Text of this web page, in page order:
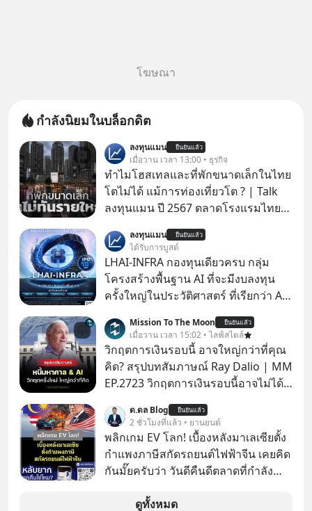
โฆษณา
กำลังนิยมในบล็อกดิต
ลงทุนแมน ยืนยันแล้ว
เมื่อวาน เวลา 13:00 • ธุรกิจ
ทำไมโฮสเทลและที่พักขนาดเล็กในไทย
โตไม่ได้ แม้การท่องเที่ยวโต ? | Talk
ลงทุนแมน ปี 2567 ตลาดโรงแรมไทย
หรือไม่ว่า รายได้กว่า 85% กระจุกอยู่กับ
ผู้ประกอบการรายใหญ่ และมีอัตราการ
เติบโตได้ถึง 16% ขณะที่ผู้ประกอบการ
โฮสเทลและที่พักขนาดเล็ก ซึ่งมีสัดส่วน
เพียง 1.3% เท่านั้น เกิดอะไรขึ้นกับที่พัก
รายเล็ก ? อะไรคือข้อจำกัดที่ทำให้โต
ไม่สุด และต้องปลดล็อกกฎเกณฑ์ไหน
เพื่อให้รายเล็กเติบโตได้มากกว่าที่เป็น
อยู่ ? Talk ลงทุนแมนชวนมาวิเคราะห์
เรื่องนี้ กับคุณนรี สุเนต์ตา นายกสมาคม
โฮสเทลและที่พักขนาดเล็ก
(ประเทศไทย)
ลงทุนแมน ยืนยันแล้ว
ได้รับการบูสต์
LHAI-INFRA กองทุนเดียวครบ กลุ่ม
โครงสร้างพื้นฐาน AI ที่จะมีงบลงทุน
ครั้งใหญ่ในประวัติศาสตร์ ที่เรียกว่า AI
1 เดือนที่ผ่านมา แต่ความจริงคือทั่วโลก
ยังเดินหน้าลงทุน AI อย่างต่อเนื่อง ซึ่ง
ต้องการโครงสร้างพื้นฐานด้าน AI
จำนวนมาก ตั้งแต่เมโมรีชิป เก็บข้อมูล
Mission To The Moon ยืนยันแล้ว
เมื่อวาน เวลา 15:02 • ไลฟ์สไตล์
วิกฤตการเงินรอบนี้ อาจใหญ่กว่าที่คุณ
คิด? สรุปบทสัมภาษณ์ Ray Dalio | MM
EP.2723 วิกฤตการเงินรอบนี้อาจไม่ได้
Dalio ชายผู้เคยทำนายวิกฤตเศรษฐกิจ
มาแล้วหลายต่อหลายครั้ง ออกมาส่ง
สัญญาณเตือนระเบิดเวลาลูกใหม่ที่
กำลังก่อตัวขึ้น จาก "ระเบิดหนี้สิน
AI" ที่ผู้คนกำลังแห่ไล่ราคาอย่างบ้าคลั่ง
ด.ดล Blog ยืนยันแล้ว
2 ชั่วโมงที่แล้ว • ยานยนต์
พลิกเกม EV โลก! เบื้องหลังมาเลเซียตั้ง
กำแพงภาษีสกัดรถยนต์ไฟฟ้าจีน เคยคิด
กันมั๊ยครับว่า วันดีคืนดีตลาดที่กำลัง
จนหน้าทิ่มแบบไม่ทันตั้งตัว…
ดูทั้งหมด